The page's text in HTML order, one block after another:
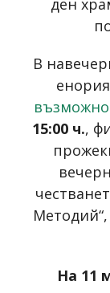
В
15:00 ч.,
На 11